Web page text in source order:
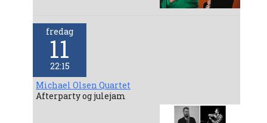
fredag
11
22:15
Michael Olsen Quartet
Afterparty og julejam